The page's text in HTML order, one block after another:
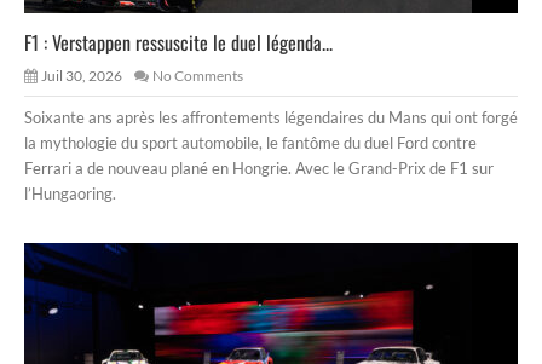
F1 : Verstappen ressuscite le duel légenda...
Juil 30, 2026 No Comments
Soixante ans après les affrontements légendaires du Mans qui ont forgé
la mythologie du sport automobile, le fantôme du duel Ford contre
Ferrari a de nouveau plané en Hongrie. Avec le Grand-Prix de F1 sur
l’Hungaoring.